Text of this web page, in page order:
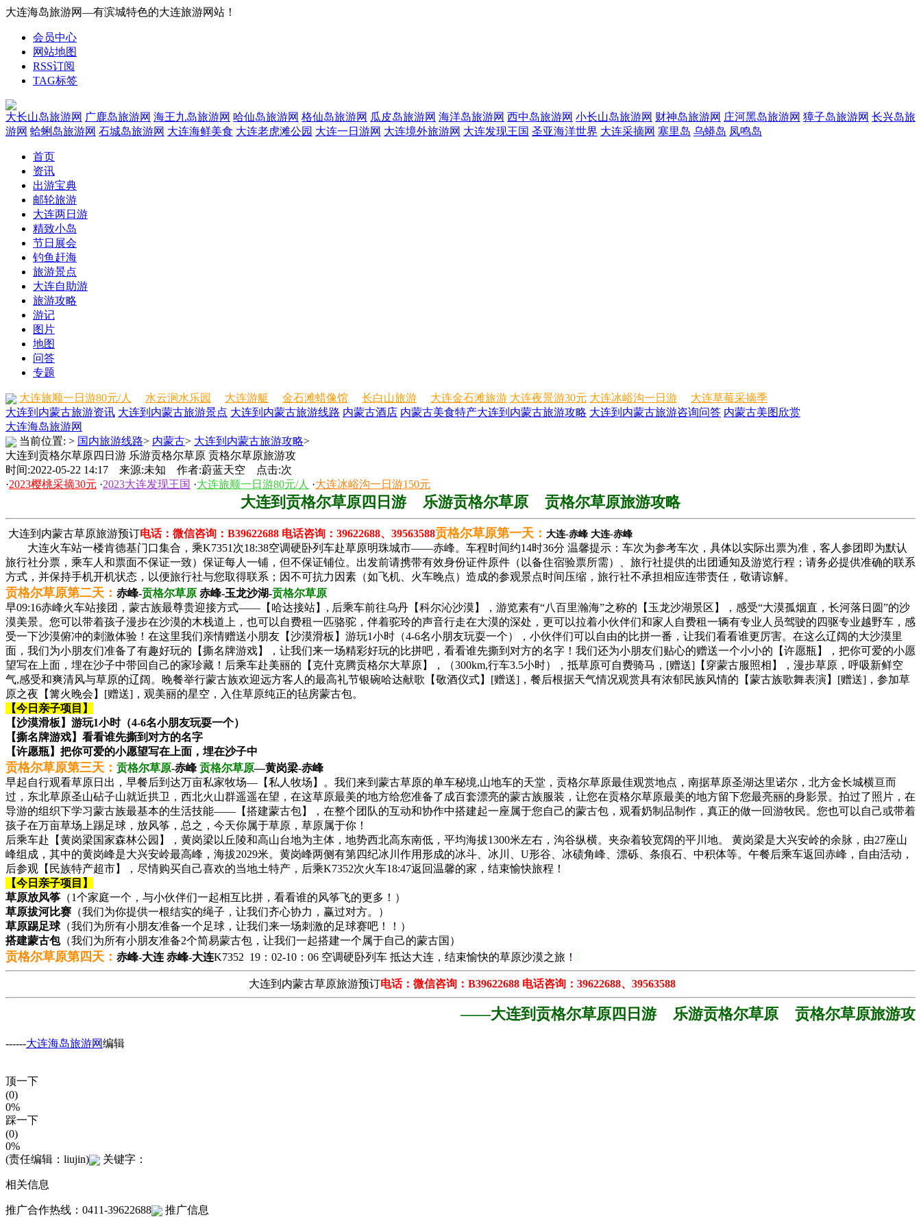
大连海岛旅游网—有滨城特色的大连旅游网站！
会员中心
网站地图
RSS订阅
TAG标签
大长山岛旅游网 广鹿岛旅游网 海王九岛旅游网 哈仙岛旅游网 格仙岛旅游网 瓜皮岛旅游网 海洋岛旅游网 西中岛旅游网 小长山岛旅游网 财神岛旅游网 庄河黑岛旅游网 獐子岛旅游网 长兴岛旅
游网 蛤蜊岛旅游网 石城岛旅游网 大连海鲜美食 大连老虎滩公园 大连一日游网 大连境外旅游网 大连发现王国 圣亚海洋世界 大连采摘网 塞里岛 乌蟒岛 凤鸣岛
首页
资讯
出游宝典
邮轮旅游
大连两日游
精致小岛
节日展会
钓鱼赶海
旅游景点
大连自助游
旅游攻略
游记
图片
地图
问答
专题
大连旅顺一日游80元/人 水云涧水乐园 大连游艇 金石滩蜡像馆 长白山旅游 大连金石滩旅游 大连夜景游30元 大连冰峪沟一日游
大连草莓采摘季
大连到内蒙古旅游资讯 大连到内蒙古旅游景点 大连到内蒙古旅游线路 内蒙古酒店 内蒙古美食特产大连到内蒙古旅游攻略 大连到内蒙古旅游咨询问答 内蒙古美图欣赏
大连海岛旅游网
当前位置: > 国内旅游线路> 内蒙古> 大连到内蒙古旅游攻略>
大连到贡格尔草原四日游 乐游贡格尔草原 贡格尔草原旅游攻
时间:2022-05-22 14:17 来源:未知 作者:蔚蓝天空 点击:次
·2023樱桃采摘30元 ·2023大连发现王国 ·大连旅顺一日游80元/人 ·大连冰峪沟一日游150元
大连到贡格尔草原四日游 乐游贡格尔草原 贡格尔草原旅游攻略
大连到内蒙古草原旅游预订电话：微信咨询：B39622688 电话咨询：39622688、39563588贡格尔草原第一天： 大连-赤峰 大连-赤峰
大连火车站一楼肯德基门口集合，乘K7351次18:38空调硬卧列车赴草原明珠城市——赤峰。车程时间约14时36分 温馨提示：车次为参考车次，具体以实际出票为准，客人参团即为默认
旅行社分票，乘车人和票面不保证一致）保证每人一铺，但不保证铺位。出发前请携带有效身份证件原件（以备住宿验票所需）、旅行社提供的出团通知及游览行程；请务必提供准确的联系
方式，并保持手机开机状态，以便旅行社与您取得联系；因不可抗力因素（如飞机、火车晚点）造成的参观景点时间压缩，旅行社不承担相应连带责任，敬请谅解。
贡格尔草原第二天： 赤峰-贡格尔草原 赤峰-玉龙沙湖-贡格尔草原
早09:16赤峰火车站接团，蒙古族最尊贵迎接方式——【哈达接站】, 后乘车前往乌丹【科尔沁沙漠】，游览素有“八百里瀚海”之称的【玉龙沙湖景区】，感受“大漠孤烟直，长河落日圆”的沙
漠美景。您可以带着孩子漫步在沙漠的木栈道上，也可以自费租一匹骆驼，伴着驼玲的声音行走在大漠的深处，更可以拉着小伙伴们和家人自费租一辆有专业人员驾驶的四驱专业越野车，感
受一下沙漠俯冲的刺激体验！在这里我们亲情赠送小朋友【沙漠滑板】游玩1小时（4-6名小朋友玩耍一个），小伙伴们可以自由的比拼一番，让我们看看谁更厉害。在这么辽阔的大沙漠里
面，我们为小朋友们准备了有趣好玩的【撕名牌游戏】，让我们来一场精彩好玩的比拼吧，看看谁先撕到对方的名字！我们还为小朋友们贴心的赠送一个小小的【许愿瓶】，把你可爱的小愿
望写在上面，埋在沙子中带回自己的家珍藏！后乘车赴美丽的【克什克腾贡格尔大草原】，（300km,行车3.5小时），抵草原可自费骑马，[赠送]【穿蒙古服照相】，漫步草原，呼吸新鲜空
气,感受和爽清风与草原的辽阔。晚餐举行蒙古族欢迎远方客人的最高礼节银碗哈达献歌【敬酒仪式】[赠送]，餐后根据天气情况观赏具有浓郁民族风情的【蒙古族歌舞表演】[赠送]，参加草
原之夜【篝火晚会】[赠送]，观美丽的星空，入住草原纯正的毡房蒙古包。
【今日亲子项目】
【沙漠滑板】游玩1小时（4-6名小朋友玩耍一个）
【撕名牌游戏】看看谁先撕到对方的名字
【许愿瓶】把你可爱的小愿望写在上面，埋在沙子中
贡格尔草原第三天： 贡格尔草原-赤峰 贡格尔草原—黄岗梁-赤峰
早起自行观看草原日出，早餐后到达万亩私家牧场—【私人牧场】。我们来到蒙古草原的单车秘境,山地车的天堂，贡格尔草原最佳观赏地点，南据草原圣湖达里诺尔，北方金长城横亘而
过，东北草原圣山砧子山就近拱卫，西北火山群遥遥在望，在这草原最美的地方给您准备了成百套漂亮的蒙古族服装，让您在贡格尔草原最美的地方留下您最亮丽的身影景。拍过了照片，在
导游的组织下学习蒙古族最基本的生活技能——【搭建蒙古包】，在整个团队的互动和协作中搭建起一座属于您自己的蒙古包，观看奶制品制作，真正的做一回游牧民。您也可以自己或带着
孩子在万亩草场上踢足球，放风筝，总之，今天你属于草原，草原属于你！
后乘车赴【黄岗梁国家森林公园】，黄岗梁以丘陵和高山台地为主体，地势西北高东南低，平均海拔1300米左右，沟谷纵横。夹杂着较宽阔的平川地。 黄岗梁是大兴安岭的余脉，由27座山
峰组成，其中的黄岗峰是大兴安岭最高峰，海拔2029米。黄岗峰两侧有第四纪冰川作用形成的冰斗、冰川、U形谷、冰碛角峰、漂砾、条痕石、中积体等。午餐后乘车返回赤峰，自由活动，
后参观【民族特产超市】，尽情购买自己喜欢的当地土特产，后乘K7352次火车18:47返回温馨的家，结束愉快旅程！
【今日亲子项目】
草原放风筝 （1个家庭一个，与小伙伴们一起相互比拼，看看谁的风筝飞的更多！）
草原拔河比赛 （我们为你提供一根结实的绳子，让我们齐心协力，赢过对方。）
草原踢足球（我们为所有小朋友准备一个足球，让我们来一场刺激的足球赛吧！！）
搭建蒙古包（我们为所有小朋友准备2个简易蒙古包，让我们一起搭建一个属于自己的蒙古国）
贡格尔草原第四天： 赤峰-大连 赤峰-大连K7352 19：02-10：06 空调硬卧列车 抵达大连，结束愉快的草原沙漠之旅！
大连到内蒙古草原旅游预订电话：微信咨询：B39622688 电话咨询：39622688、39563588
——大连到贡格尔草原四日游 乐游贡格尔草原 贡格尔草原旅游攻
------大连海岛旅游网编辑
顶一下
(0)
0%
踩一下
(0)
0%
(责任编辑：liujin)
关键字：
相关信息
推广合作热线：0411-39622688 推广信息